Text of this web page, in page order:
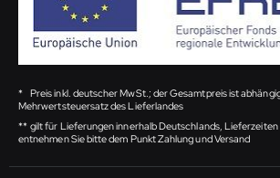
* Preis inkl. deutscher MwSt.; der Gesamtpreis ist
Mehrwertsteuersatz des Lieferlandes
** gilt für Lieferungen innerhalb Deutschlands,
entnehmen Sie bitte dem Punkt Zahlung und Versand